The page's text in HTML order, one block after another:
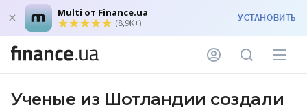
Multi от Finance.ua
(8,9K+) УСТАНОВИТЬ
Ученые из Шотландии создали